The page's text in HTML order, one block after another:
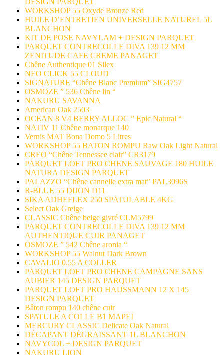
WORKSHOP 55 Oxyde Bronze Red
HUILE D’ENTRETIEN UNIVERSELLE NATUREL 5L
BLANCHON
KIT DE POSE NAVYLAM + DESIGN PARQUET
PARQUET CONTRECOLLE DIVA 139 12 MM
ZENITUDE CAFE CREME PANAGET
Chêne Authentique 01 Silex
NEO CLICK 55 CLOUD
SIGNATURE “Chêne Blanc Premium” SIG4757
OSMOZE ” 536 Chêne lin “
NAKURU SAVANNA
American Oak 2503
OCEAN 8 V4 BERRY ALLOC ” Epic Natural “
NATIV 11 Chêne monarque 140
Vernis MAT Bona Domo 5 Litres
WORKSHOP 55 BATON ROMPU Raw Oak Light Natural
CREO “Chêne Tennessee clair” CR3179
PARQUET LOFT PRO CHENE SAUVAGE 180 HUILE
NATURA DESIGN PARQUET
PALAZZO “Chêne cannelle extra mat” PAL3096S
R-BLUE 55 DIJON D11
SIKA ADHEFLEX 250 SPATULABLE 4KG
Select Oak Greige
CLASSIC Chêne beige givré CLM5799
PARQUET CONTRECOLLE DIVA 139 12 MM
AUTHENTIQUE CUIR PANAGET
OSMOZE ” 542 Chêne aronia “
WORKSHOP 55 Walnut Dark Brown
CAVALIO 0.55 A COLLER
PARQUET LOFT PRO CHENE CAMPAGNE SANS
AUBIER 145 DESIGN PARQUET
PARQUET LOFT PRO HAUSSMANN 12 X 145
DESIGN PARQUET
Bâton rompu 140 chêne cuir
SPATULE A COLLE B1 MAPEI
MERCURY CLASSIC Delicate Oak Natural
DÉCAPANT DÉGRAISSANT 1L BLANCHON
NAVYCOL + DESIGN PARQUET
NAKURU LION